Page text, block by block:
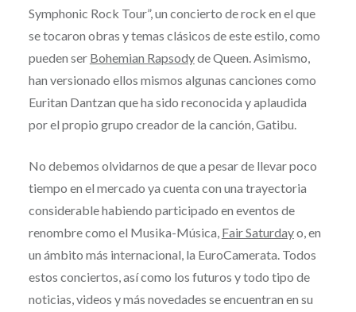
Symphonic Rock Tour”, un concierto de rock en el que
se tocaron obras y temas clásicos de este estilo, como
pueden ser Bohemian Rapsodyde Queen. Asimismo,
han versionado ellos mismos algunas canciones como
Euritan Dantzan que ha sido reconocida y aplaudida
por el propio grupo creador de la canción, Gatibu.
No debemos olvidarnos de que a pesar de llevar poco
tiempo en el mercado ya cuenta con una trayectoria
considerable habiendo participado en eventos de
renombre como el Musika-Música, Fair Saturdayo, en
un ámbito más internacional, la EuroCamerata. Todos
estos conciertos, así como los futuros y todo tipo de
noticias, videos y más novedades se encuentran en su